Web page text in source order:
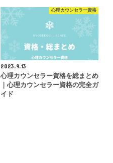
心理カウンセラー資格
2023.9.13
心理カウンセラー資格を総まとめ
｜心理カウンセラー資格の完全ガ
イド